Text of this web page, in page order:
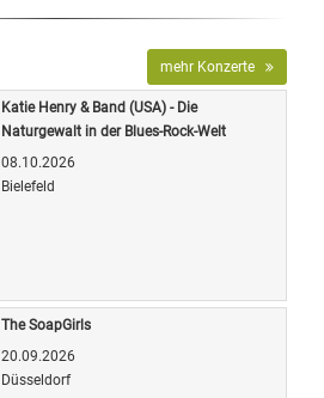
mehr Konzerte
Katie Henry & Band (USA) - Die
Naturgewalt in der Blues-Rock-Welt
08.10.2026
Bielefeld
The SoapGirls
20.09.2026
Düsseldorf